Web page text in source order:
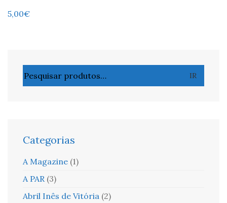
5,00€
por:
IR
Categorias
A Magazine (1)
A PAR (3)
Abril Inês de Vitória (2)